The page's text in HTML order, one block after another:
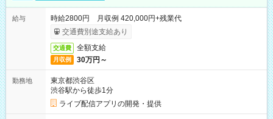
給与
時給2800円 月収例 420,000円+残業代
交通費別途支給あり
交通費 全額支給
月収例 30万円～
勤務地
東京都渋谷区
渋谷駅から徒歩1分
ライブ配信アプリの開発・提供